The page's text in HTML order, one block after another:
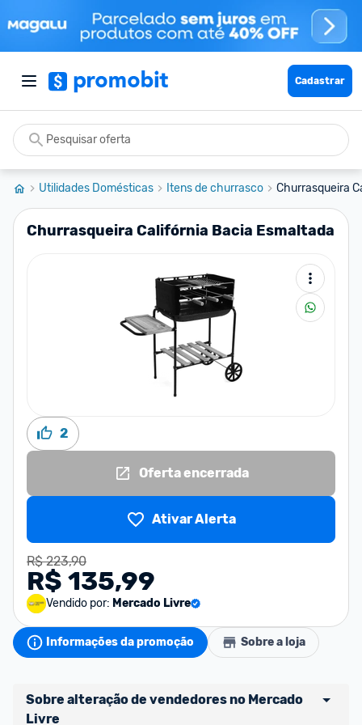
Cadastrar
Utilidades Domésticas Itens de churrasco Churrasqueira
Churrasqueira Califórnia Bacia Esmaltada
2
Oferta encerrada
Ativar Alerta
R$ 223,90
R$ 135,99
Vendido por: Mercado Livre
Informações da promoção Sobre a loja
Sobre alteração de vendedores no Mercado
Livre